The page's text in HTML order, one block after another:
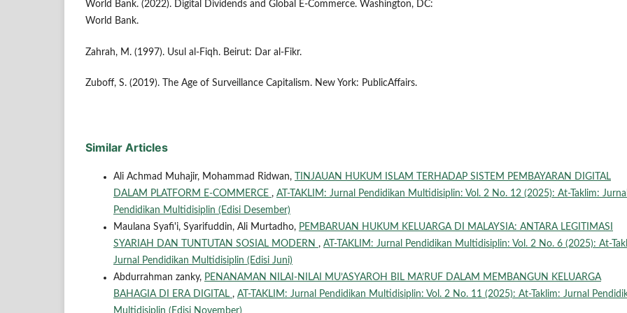
World Bank. (2022). Digital Dividends and Global E-Commerce. Washington, DC:
World Bank.
Zahrah, M. (1997). Usul al-Fiqh. Beirut: Dar al-Fikr.
Zuboff, S. (2019). The Age of Surveillance Capitalism. New York: PublicAffairs.
Similar Articles
Ali Achmad Muhajir, Mohammad Ridwan,
TINJAUAN HUKUM ISLAM TERHADAP SISTEM PEMBAYARAN DIGITAL
DALAM PLATFORM E-COMMERCE , AT-TAKLIM: Jurnal Pendidikan Multidisiplin: Vol. 2 No. 12 (2025): At-Taklim: Jurnal
Pendidikan Multidisiplin (Edisi Desember)
Maulana Syafi'i, Syarifuddin, Ali Murtadho, PEMBARUAN HUKUM KELUARGA DI MALAYSIA: ANTARA LEGITIMASI
SYARIAH DAN TUNTUTAN SOSIAL MODERN , AT-TAKLIM: Jurnal Pendidikan Multidisiplin: Vol. 2 No. 6 (2025): At-
Jurnal Pendidikan Multidisiplin (Edisi Juni)
Abdurrahman zanky, PENANAMAN NILAI-NILAI MU’ASYAROH BIL MA’RUF DALAM MEMBANGUN KELUARGA
BAHAGIA DI ERA DIGITAL , AT-TAKLIM: Jurnal Pendidikan Multidisiplin: Vol. 2 No. 11 (2025): At-Taklim: Jurnal
Multidisiplin (Edisi November)